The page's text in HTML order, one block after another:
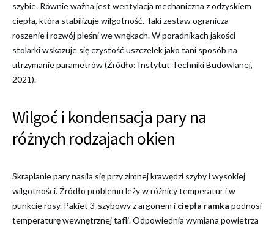
szybie. Równie ważna jest wentylacja mechaniczna z odzyskiem
ciepła, która stabilizuje wilgotność. Taki zestaw ogranicza
roszenie i rozwój pleśni we wnękach. W poradnikach jakości
stolarki wskazuje się czystość uszczelek jako tani sposób na
utrzymanie parametrów (Źródło: Instytut Techniki Budowlanej,
2021).
Wilgoć i kondensacja pary na
różnych rodzajach okien
Skraplanie pary nasila się przy zimnej krawędzi szyby i wysokiej
wilgotności. Źródło problemu leży w różnicy temperatur i w
punkcie rosy. Pakiet 3-szybowy z argonem i ciepła ramka podnosi
temperaturę wewnętrznej tafli. Odpowiednia wymiana powietrza